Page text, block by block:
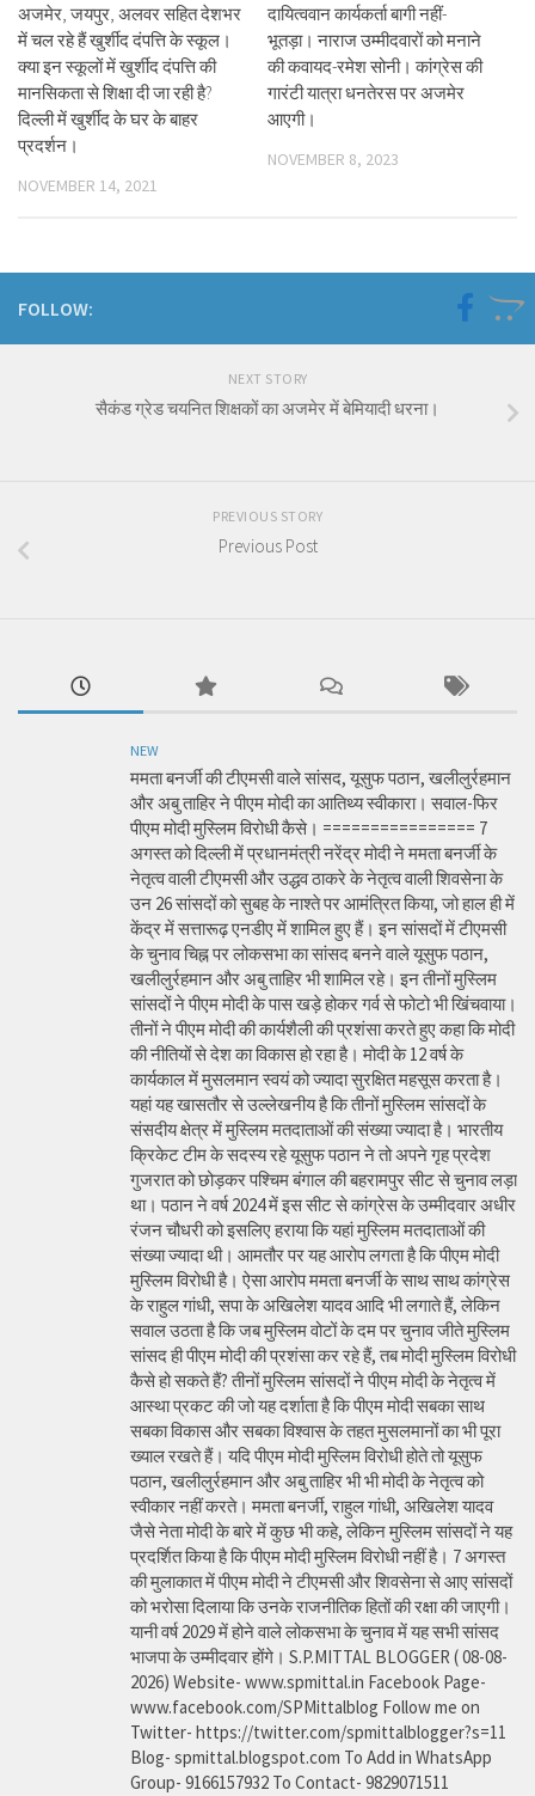
अजमेर, जयपुर, अलवर सहित देशभर
में चल रहे हैं खुर्शीद दंपत्ति के स्कूल।
क्या इन स्कूलों में खुर्शीद दंपत्ति की
मानसिकता से शिक्षा दी जा रही है?
दिल्ली में खुर्शीद के घर के बाहर
प्रदर्शन।
NOVEMBER 14, 2021
दायित्ववान कार्यकर्ता बागी नहीं-
भूतड़ा। नाराज उम्मीदवारों को मनाने
की कवायद-रमेश सोनी। कांग्रेस की
गारंटी यात्रा धनतेरस पर अजमेर
आएगी।
NOVEMBER 8, 2023
FOLLOW:
NEXT STORY
सैकंड ग्रेड चयनित शिक्षकों का अजमेर में बेमियादी धरना।
PREVIOUS STORY
Previous Post
NEW
ममता बनर्जी की टीएमसी वाले सांसद, यूसुफ पठान, खलीलुर्रहमान
और अबु ताहिर ने पीएम मोदी का आतिथ्य स्वीकारा। सवाल-फिर
पीएम मोदी मुस्लिम विरोधी कैसे। ================ 7
अगस्त को दिल्ली में प्रधानमंत्री नरेंद्र मोदी ने ममता बनर्जी के
नेतृत्व वाली टीएमसी और उद्धव ठाकरे के नेतृत्व वाली शिवसेना के
उन 26 सांसदों को सुबह के नाश्ते पर आमंत्रित किया, जो हाल ही में
केंद्र में सत्तारूढ़ एनडीए में शामिल हुए हैं। इन सांसदों में टीएमसी
के चुनाव चिह्न पर लोकसभा का सांसद बनने वाले यूसुफ पठान,
खलीलुर्रहमान और अबु ताहिर भी शामिल रहे। इन तीनों मुस्लिम
सांसदों ने पीएम मोदी के पास खड़े होकर गर्व से फोटो भी खिंचवाया।
तीनों ने पीएम मोदी की कार्यशैली की प्रशंसा करते हुए कहा कि मोदी
की नीतियों से देश का विकास हो रहा है। मोदी के 12 वर्ष के
कार्यकाल में मुसलमान स्वयं को ज्यादा सुरक्षित महसूस करता है।
यहां यह खासतौर से उल्लेखनीय है कि तीनों मुस्लिम सांसदों के
संसदीय क्षेत्र में मुस्लिम मतदाताओं की संख्या ज्यादा है। भारतीय
क्रिकेट टीम के सदस्य रहे यूसुफ पठान ने तो अपने गृह प्रदेश
गुजरात को छोड़कर पश्चिम बंगाल की बहरामपुर सीट से चुनाव लड़ा
था। पठान ने वर्ष 2024 में इस सीट से कांग्रेस के उम्मीदवार अधीर
रंजन चौधरी को इसलिए हराया कि यहां मुस्लिम मतदाताओं की
संख्या ज्यादा थी। आमतौर पर यह आरोप लगता है कि पीएम मोदी
मुस्लिम विरोधी है। ऐसा आरोप ममता बनर्जी के साथ साथ कांग्रेस
के राहुल गांधी, सपा के अखिलेश यादव आदि भी लगाते हैं, लेकिन
सवाल उठता है कि जब मुस्लिम वोटों के दम पर चुनाव जीते मुस्लिम
सांसद ही पीएम मोदी की प्रशंसा कर रहे हैं, तब मोदी मुस्लिम विरोधी
कैसे हो सकते हैं? तीनों मुस्लिम सांसदों ने पीएम मोदी के नेतृत्व में
आस्था प्रकट की जो यह दर्शाता है कि पीएम मोदी सबका साथ
सबका विकास और सबका विश्वास के तहत मुसलमानों का भी पूरा
ख्याल रखते हैं। यदि पीएम मोदी मुस्लिम विरोधी होते तो यूसुफ
पठान, खलीलुर्रहमान और अबु ताहिर भी भी मोदी के नेतृत्व को
स्वीकार नहीं करते। ममता बनर्जी, राहुल गांधी, अखिलेश यादव
जैसे नेता मोदी के बारे में कुछ भी कहे, लेकिन मुस्लिम सांसदों ने यह
प्रदर्शित किया है कि पीएम मोदी मुस्लिम विरोधी नहीं है। 7 अगस्त
की मुलाकात में पीएम मोदी ने टीएमसी और शिवसेना से आए सांसदों
को भरोसा दिलाया कि उनके राजनीतिक हितों की रक्षा की जाएगी।
यानी वर्ष 2029 में होने वाले लोकसभा के चुनाव में यह सभी सांसद
भाजपा के उम्मीदवार होंगे। S.P.MITTAL BLOGGER ( 08-08-
2026) Website- www.spmittal.in Facebook Page-
www.facebook.com/SPMittalblog Follow me on
Twitter- https://twitter.com/spmittalblogger?s=11
Blog- spmittal.blogspot.com To Add in WhatsApp
Group- 9166157932 To Contact- 9829071511